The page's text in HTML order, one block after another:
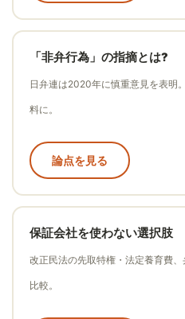
「非弁行為」の指摘とは?
日弁連は2020年に慎重意見を表明
料に。
論点を見る
保証会社を使わない選択肢
改正民法の先取特権・法定養育費
比較。